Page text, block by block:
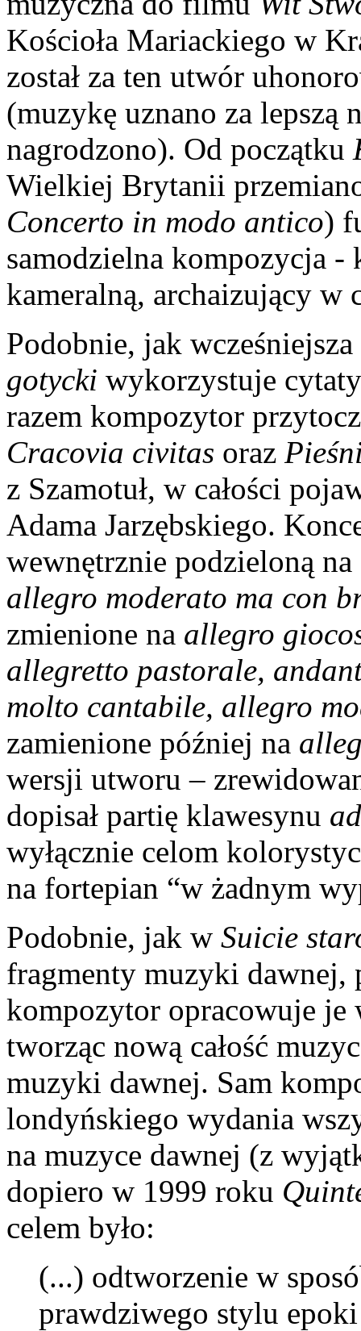
Kościoła Mariackiego w
został za ten utwór
(muzykę uznano za lepszą
nagrodzono). Od początku
Wielkiej Brytanii
Concerto in modo antico)
samodzielna kompozycja -
kameralną, archaizujący w
Podobnie, jak wcześniejsza
gotycki wykorzystuje
razem kompozytor
Cracovia civitas oraz
z Szamotuł, w całości
Adama Jarzębskiego.
wewnętrznie podzieloną
allegro moderato ma con
zmienione na allegro
allegretto pastorale,
molto cantabile, allegro
zamienione później na
wersji utworu –
dopisał partię klawesynu
wyłącznie celom
na fortepian “w żadnym
Podobnie, jak w Suicie
fragmenty muzyki dawnej,
kompozytor opracowuje je
tworząc nową całość
muzyki dawnej. Sam
londyńskiego wydania
na muzyce dawnej (z
dopiero w 1999 roku
celem było:
(...) odtworzenie w
prawdziwego stylu